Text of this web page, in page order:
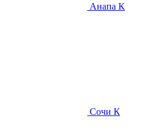
Анапа К
Сочи К